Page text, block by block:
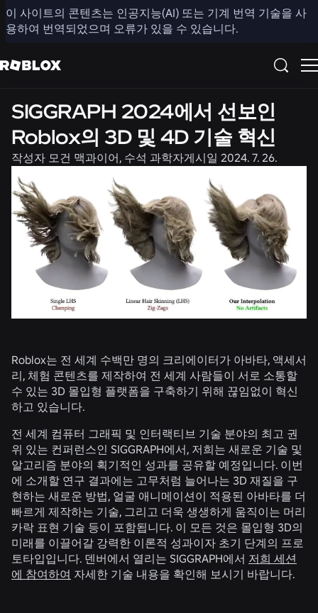
이 사이트의 콘텐츠는 인공지능(AI) 또는 기계 번역 기술을 사
용하여 번역되었으며 오류가 있을 수 있습니다.
공유
공학
SIGGRAPH 2024에서 선보인
Roblox의 3D 및 4D 기술 혁신
작성자 모건 맥과이어, 수석 과학자게시일 2024. 7. 26.
Roblox는 전 세계 수백만 명의 크리에이터가 아바타, 액세서
리, 체험 콘텐츠를 제작하여 전 세계 사람들이 서로 소통할
수 있는 3D 몰입형 플랫폼을 구축하기 위해 끊임없이 혁신
하고 있습니다.
전 세계 컴퓨터 그래픽 및 인터랙티브 기술 분야의 최고 권
위 있는 컨퍼런스인 SIGGRAPH에서, 저희는 새로운 기술 및
알고리즘 분야의 획기적인 성과를 공유할 예정입니다. 이번
에 소개할 연구 결과에는 고무처럼 늘어나는 3D 재질을 구
현하는 새로운 방법, 얼굴 애니메이션이 적용된 아바타를 더
빠르게 제작하는 기술, 그리고 더욱 생생하게 움직이는 머리
카락 표현 기술 등이 포함됩니다. 이 모든 것은 몰입형 3D의
미래를 이끌어갈 강력한 이론적 성과이자 초기 단계의 프로
토타입입니다. 덴버에서 열리는 SIGGRAPH에서 저희 세션
에 참여하여 자세한 기술 내용을 확인해 보시기 바랍니다.